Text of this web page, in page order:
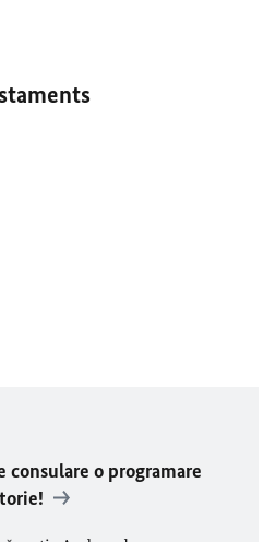
o programare